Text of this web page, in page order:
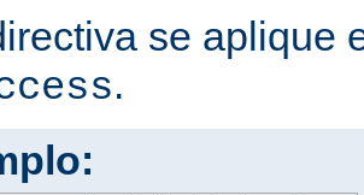
se aplique
.